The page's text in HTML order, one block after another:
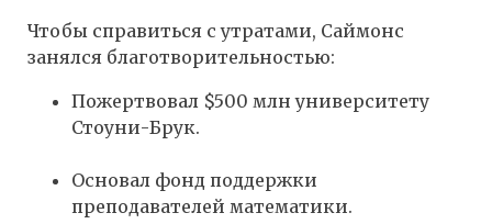
Чтобы справиться с утратами, Саймонс
занялся благотворительностью:
Пожертвовал $500 млн университету
Стоуни-Брук.
Основал фонд поддержки
преподавателей математики.